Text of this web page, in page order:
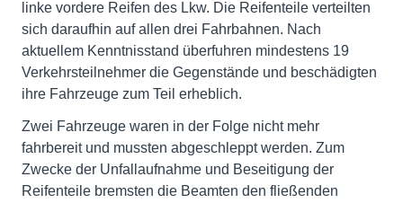
linke vordere Reifen des Lkw. Die Reifenteile verteilten
sich daraufhin auf allen drei Fahrbahnen. Nach
aktuellem Kenntnisstand überfuhren mindestens 19
Verkehrsteilnehmer die Gegenstände und beschädigten
ihre Fahrzeuge zum Teil erheblich.
Zwei Fahrzeuge waren in der Folge nicht mehr
fahrbereit und mussten abgeschleppt werden. Zum
Zwecke der Unfallaufnahme und Beseitigung der
Reifenteile bremsten die Beamten den fließenden